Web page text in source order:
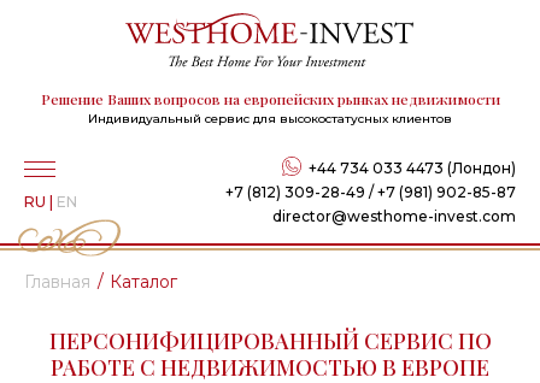
Решение Ваших вопросов на европейских рынках недвижимости
Индивидуальный сервис для высокостатусных клиентов
+44 734 033 4473 (Лондон)
+7 (812) 309-28-49 / +7 (981) 902-85-87
director@westhome-invest.com
RU | EN
Главная Каталог
ПЕРСОНИФИЦИРОВАННЫЙ СЕРВИС ПО
РАБОТЕ С НЕДВИЖИМОСТЬЮ В ЕВРОПЕ